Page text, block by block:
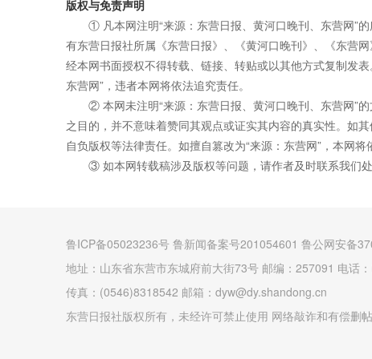
版权与免责声明
① 凡本网注明“来源：东营日报、黄河口晚刊、东营网”
有东营日报社所属《东营日报》、《黄河口晚刊》、《东营
经本网书面授权不得转载、链接、转贴或以其他方式复制发
东营网”，违者本网将依法追究责任。
② 本网未注明“来源：东营日报、黄河口晚刊、东营网”
之目的，并不意味着赞同其观点或证实其内容的真实性。如
自负版权等法律责任。如擅自篡改为“来源：东营网”，本网
③ 如本网转载稿涉及版权等问题，请作者及时联系我们处
鲁ICP备05023236号 鲁新闻备案号201054601 鲁公网安备
地址：山东省东营市东城府前大街73号 邮编：257091 电话
传真：(0546)8318542 邮箱：dyw@dy.shandong.cn
东营日报社版权所有，未经许可禁止使用 网络敲诈和有偿删